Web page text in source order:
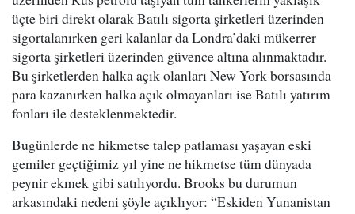
üçte biri direkt olarak Batılı sigorta şirketleri üzerinden
sigortalanırken geri kalanlar da Londra’daki mükerrer
sigorta şirketleri üzerinden güvence altına alınmaktadır.
Bu şirketlerden halka açık olanları New York borsasında
para kazanırken halka açık olmayanları ise Batılı yatırım
fonları ile desteklenmektedir.
Bugünlerde ne hikmetse talep patlaması yaşayan eski
gemiler geçtiğimiz yıl yine ne hikmetse tüm dünyada
peynir ekmek gibi satılıyordu. Brooks bu durumun
arkasındaki nedeni şöyle açıklıyor: “Eskiden Yunanistan